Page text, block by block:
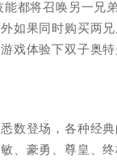
都将召唤另一兄弟
如果同时购买两兄
戏体验下双子奥特
数登场，各种经典
、豪勇、尊皇、终